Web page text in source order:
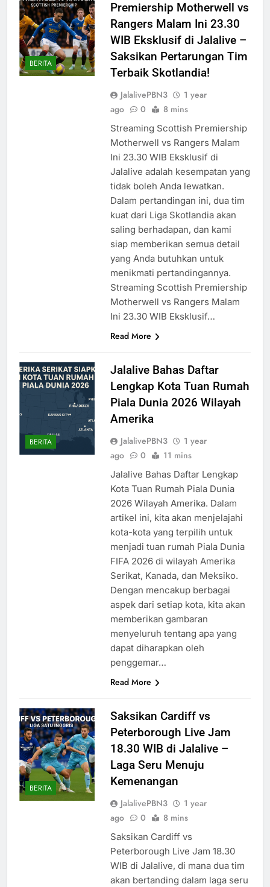
BERITA
Premiership Motherwell vs
Rangers Malam Ini 23.30
WIB Eksklusif di Jalalive –
Saksikan Pertarungan Tim
Terbaik Skotlandia!
JalalivePBN3
1 year
ago
0 8 mins
Streaming Scottish Premiership
Motherwell vs Rangers Malam
Ini 23.30 WIB Eksklusif di
Jalalive adalah kesempatan yang
tidak boleh Anda lewatkan.
Dalam pertandingan ini, dua tim
kuat dari Liga Skotlandia akan
saling berhadapan, dan kami
siap memberikan semua detail
yang Anda butuhkan untuk
menikmati pertandingannya.
Streaming Scottish Premiership
Motherwell vs Rangers Malam
Ini 23.30 WIB Eksklusif…
Read More
BERITA
Jalalive Bahas Daftar
Lengkap Kota Tuan Rumah
Piala Dunia 2026 Wilayah
Amerika
JalalivePBN3
1 year
ago
0 11 mins
Jalalive Bahas Daftar Lengkap
Kota Tuan Rumah Piala Dunia
2026 Wilayah Amerika. Dalam
artikel ini, kita akan menjelajahi
kota-kota yang terpilih untuk
menjadi tuan rumah Piala Dunia
FIFA 2026 di wilayah Amerika
Serikat, Kanada, dan Meksiko.
Dengan mencakup berbagai
aspek dari setiap kota, kita akan
memberikan gambaran
menyeluruh tentang apa yang
dapat diharapkan oleh
penggemar…
Read More
BERITA
Saksikan Cardiff vs
Peterborough Live Jam
18.30 WIB di Jalalive –
Laga Seru Menuju
Kemenangan
JalalivePBN3
1 year
ago
0 8 mins
Saksikan Cardiff vs
Peterborough Live Jam 18.30
WIB di Jalalive, di mana dua tim
akan bertanding dalam laga seru